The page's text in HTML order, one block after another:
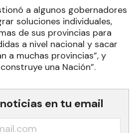
a algunos gobernadores
soluciones individuales,
de sus provincias para
a nivel nacional y sacar
a muchas provincias”, y
una Nación”.
en tu email